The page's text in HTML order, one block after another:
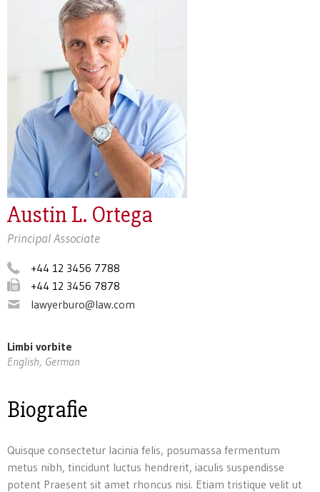
Austin L. Ortega
Principal Associate
+44 12 3456 7788
+44 12 3456 7878
lawyerburo@law.com
Limbi vorbite
English, German
Biografie
Quisque consectetur lacinia felis, posumassa fermentum
metus nibh, tincidunt luctus hendrerit, iaculis suspendisse
potent Praesent sit amet rhoncus nisi. Etiam tristique velit ut